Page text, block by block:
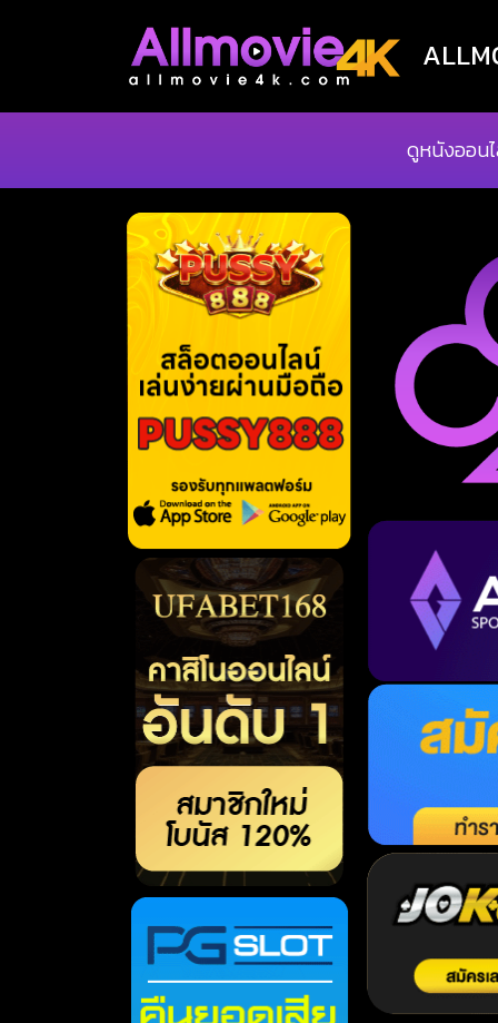
ดูหนังออน